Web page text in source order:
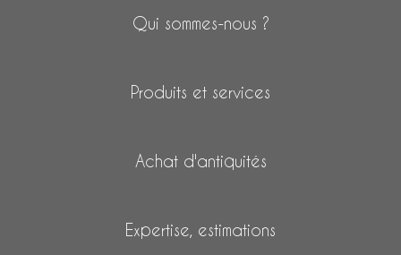
Qui sommes-nous ?
Produits et services
Achat d'antiquités
Expertise, estimations